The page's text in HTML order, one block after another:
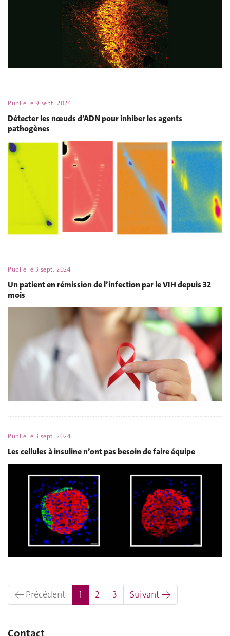
Publié le 9 sept. 2024
Détecter les nœuds d’ADN pour inhiber les agents
pathogènes
Publié le 3 sept. 2024
Un patient en rémission de l’infection par le VIH depuis 32
mois
Publié le 3 sept. 2024
Les cellules à insuline n’ont pas besoin de faire équipe
← Précédent 1 (actuel)
2 3 Suivant →